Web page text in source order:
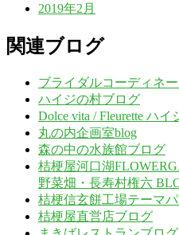
2019年2月
関連ブログ
ブライダルコーディネ
ハイジの村ブログ
Dolce vita / Fleurette ハ
丸の内企画室blog
森の中の水族館ブログ
桔梗屋河口湖
野菜畑・長寿村権六
桔梗信玄餅工場テーマ
桔梗屋直営店ブログ